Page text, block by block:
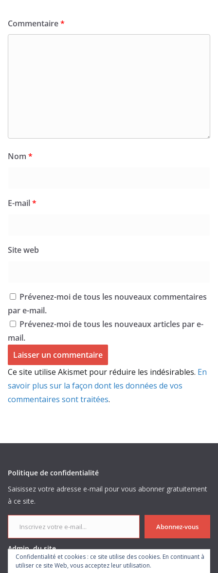
Commentaire*
Nom *
E-mail*
Site web
Prévenez-moi de tous les nouveaux commentaires
par e-mail.
Prévenez-moi de tous les nouveaux articles par e-
mail.
Ce site utilise Akismet pour réduire les indésirables. En
savoir plus sur la façon dont les données de vos
commentaires sont traitées.
Politique de confidentialité
Saisissez votre adresse e-mail pour vous abonner gratuitement
à ce site.
Inscrivez votre e-mail...
Abonnez-vous
Admin. du site
Confidentialité et cookies : ce site utilise des cookies. En continuant à
utiliser ce site Web, vous acceptez leur utilisation.